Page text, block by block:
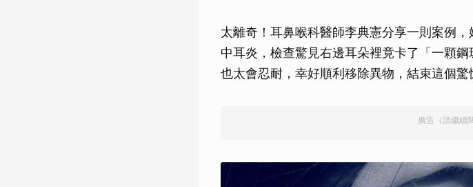
太離奇！耳鼻喉科醫師李典憲分享一則案例
中耳炎，檢查驚見右邊耳朵裡竟卡了「一顆
也太會忍耐，幸好順利移除異物，結束這個驚
廣告（請繼續